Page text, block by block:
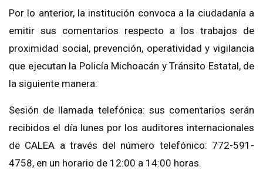
Por lo anterior, la institución convoca a la ciudadanía a
emitir sus comentarios respecto a los trabajos de
proximidad social, prevención, operatividad y vigilancia
que ejecutan la Policía Michoacán y Tránsito Estatal, de
la siguiente manera:
Sesión de llamada telefónica: sus comentarios serán
recibidos el día lunes por los auditores internacionales
de CALEA a través del número telefónico: 772-591-
4758, en un horario de 12:00 a 14:00 horas.